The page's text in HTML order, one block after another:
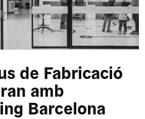
de Fabricació
amb
Barcelona